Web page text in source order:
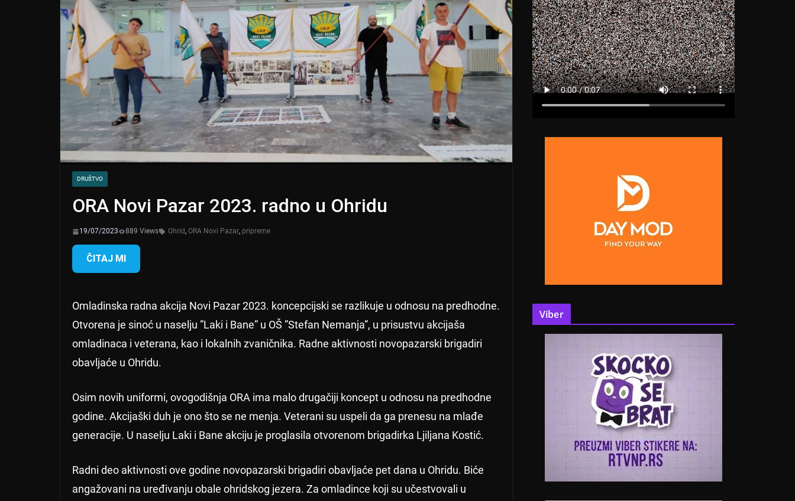
DRUŠTVO
ORA Novi Pazar 2023. radno u Ohridu
19/07/2023 889 Views Ohrid, ORA Novi Pazar, pripreme
ČITAJ MI
Omladinska radna akcija Novi Pazar 2023. koncepcijski se razlikuje u odnosu na predhodne.
Otvorena je sinoć u naselju ”Laki i Bane” u OŠ ”Stefan Nemanja”, u prisustvu akcijaša
omladinaca i veterana, kao i lokalnih zvaničnika. Radne aktivnosti novopazarski brigadiri
obavljaće u Ohridu.
Osim novih uniformi, ovogodišnja ORA ima malo drugačiji koncept u odnosu na predhodne
godine. Akcijaški duh je ono što se ne menja. Veterani su uspeli da ga prenesu na mlađe
generacije. U naselju Laki i Bane akciju je proglasila otvorenom brigadirka Ljiljana Kostić.
Radni deo aktivnosti ove godine novopazarski brigadiri obavljaće pet dana u Ohridu. Biće
angažovani na uređivanju obale ohridskog jezera. Za omladince koji su učestvovali u
Viber